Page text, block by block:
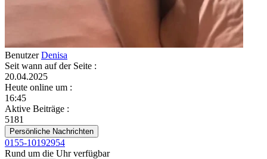
BenutzerDenisa
Seit wann auf der Seite :
20.04.2025
Heute online um :
16:45
Aktive Beiträge :
5181
Persönliche Nachrichten
0155-10192954
Rund um die Uhr verfügbar